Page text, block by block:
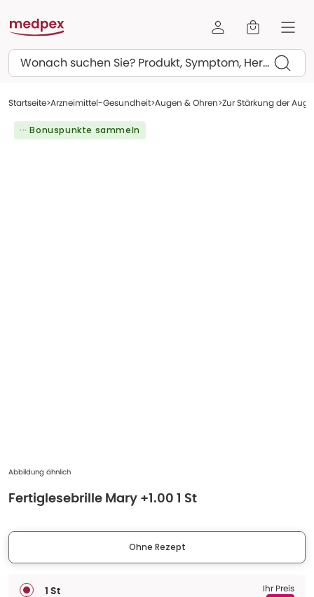
Suchen
Startseite Arzneimittel-Gesundheit Augen & Ohren Zur Stärkung der
··· Bonuspunkte sammeln
Abbildung ähnlich
Fertiglesebrille Mary +1.00 1 St
Ohne Rezept
1 St Ihr Preis